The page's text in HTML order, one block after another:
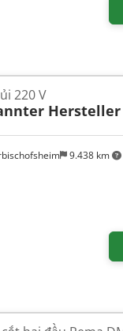
9.438 km
220 V
Hersteller